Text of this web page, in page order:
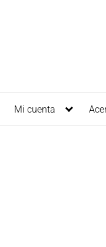
Mi cuenta